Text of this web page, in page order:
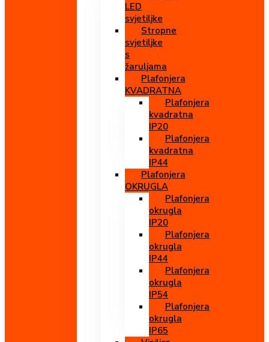
LED
svjetiljke
Stropne
svjetiljke
s
žaruljama
Plafonjera
KVADRATNA
Plafonjera
kvadratna
IP20
Plafonjera
kvadratna
IP44
Plafonjera
OKRUGLA
Plafonjera
okrugla
IP20
Plafonjera
okrugla
IP44
Plafonjera
okrugla
IP54
Plafonjera
okrugla
IP65